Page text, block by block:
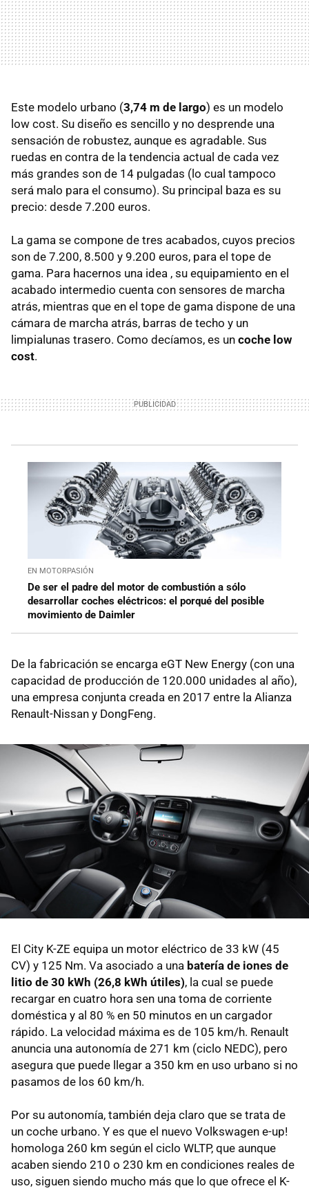
Este modelo urbano (3,74 m de largo) es un modelo
low cost. Su diseño es sencillo y no desprende una
sensación de robustez, aunque es agradable. Sus
ruedas en contra de la tendencia actual de cada vez
más grandes son de 14 pulgadas (lo cual tampoco
será malo para el consumo). Su principal baza es su
precio: desde 7.200 euros.
La gama se compone de tres acabados, cuyos precios
son de 7.200, 8.500 y 9.200 euros, para el tope de
gama. Para hacernos una idea , su equipamiento en el
acabado intermedio cuenta con sensores de marcha
atrás, mientras que en el tope de gama dispone de una
cámara de marcha atrás, barras de techo y un
limpialunas trasero. Como decíamos, es un coche low
cost.
EN MOTORPASIÓN
De ser el padre del motor de combustión a sólo
desarrollar coches eléctricos: el porqué del posible
movimiento de Daimler
De la fabricación se encarga eGT New Energy (con una
capacidad de producción de 120.000 unidades al año),
una empresa conjunta creada en 2017 entre la Alianza
Renault-Nissan y DongFeng.
El City K-ZE equipa un motor eléctrico de 33 kW (45
CV) y 125 Nm. Va asociado a una batería de iones de
litio de 30 kWh (26,8 kWh útiles), la cual se puede
recargar en cuatro hora sen una toma de corriente
doméstica y al 80 % en 50 minutos en un cargador
rápido. La velocidad máxima es de 105 km/h. Renault
anuncia una autonomía de 271 km (ciclo NEDC), pero
asegura que puede llegar a 350 km en uso urbano si no
pasamos de los 60 km/h.
Por su autonomía, también deja claro que se trata de
un coche urbano. Y es que el nuevo Volkswagen e-up!
homologa 260 km según el ciclo WLTP, que aunque
acaben siendo 210 o 230 km en condiciones reales de
uso, siguen siendo mucho más que lo que ofrece el K-